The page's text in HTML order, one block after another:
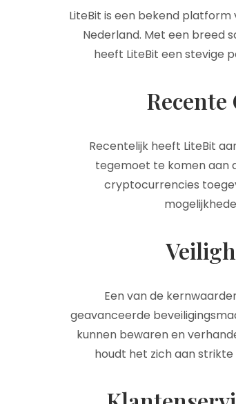
LiteBit is een bekend
Nederland. Met een breed
heeft LiteBit een stevige
Recentelijk heeft LiteBit
tegemoet te komen aan
cryptocurrencies
Een van de
geavanceerde
kunnen bewaren en
houdt het zich aan